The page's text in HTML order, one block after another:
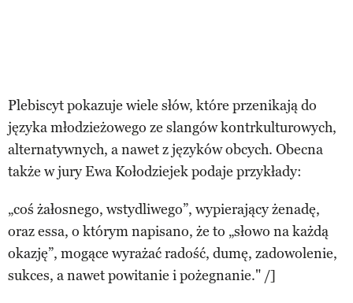
Plebiscyt pokazuje wiele słów, które przenikają do
języka młodzieżowego ze slangów kontrkulturowych,
alternatywnych, a nawet z języków obcych. Obecna
także w jury Ewa Kołodziejek podaje przykłady:
„coś żałosnego, wstydliwego”, wypierający żenadę,
oraz essa, o którym napisano, że to „słowo na każdą
okazję”, mogące wyrażać radość, dumę, zadowolenie,
sukces, a nawet powitanie i pożegnanie." /]